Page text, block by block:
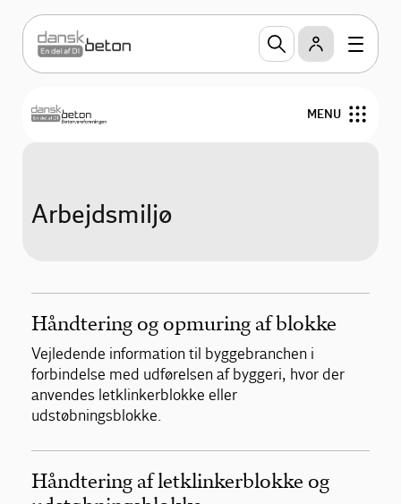
MENU
Teknik og design
Om Betonvareforeningen
Arbejdsmiljø
Håndtering og opmuring af blokke
Vejledende information til byggebranchen i
forbindelse med udførelsen af byggeri, hvor der
anvendes letklinkerblokke eller
udstøbningsblokke.
Håndtering af letklinkerblokke og